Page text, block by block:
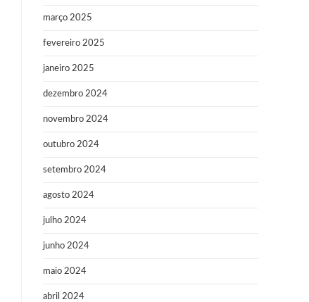
março 2025
fevereiro 2025
janeiro 2025
dezembro 2024
novembro 2024
outubro 2024
setembro 2024
agosto 2024
julho 2024
junho 2024
maio 2024
abril 2024